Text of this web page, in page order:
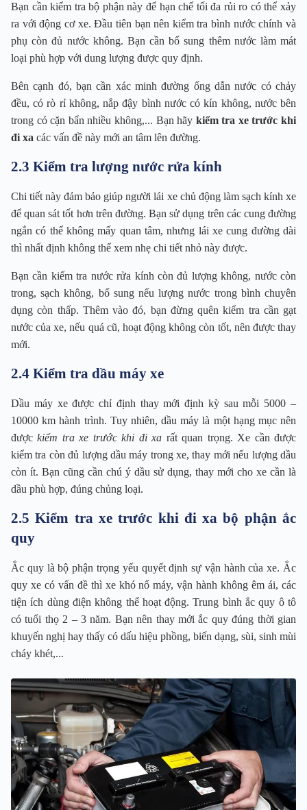
Bạn cần kiểm tra bộ phận này để hạn chế tối đa rủi ro có thể xảy
ra với động cơ xe. Đầu tiên bạn nên kiểm tra bình nước chính và
phụ còn đủ nước không. Bạn cần bổ sung thêm nước làm mát
loại phù hợp với dung lượng được quy định.
Bên cạnh đó, bạn cần xác minh đường ống dẫn nước có chảy
đều, có rò rỉ không, nắp đậy bình nước có kín không, nước bên
trong có cặn bẩn nhiều không,... Bạn hãy kiểm tra xe trước khi
đi xa các vấn đề này mới an tâm lên đường.
2.3 Kiểm tra lượng nước rửa kính
Chi tiết này đảm bảo giúp người lái xe chủ động làm sạch kính xe
để quan sát tốt hơn trên đường. Bạn sử dụng trên các cung đường
ngắn có thể không mấy quan tâm, nhưng lái xe cung đường dài
thì nhất định không thể xem nhẹ chi tiết nhỏ này được.
Bạn cần kiểm tra nước rửa kính còn đủ lượng không, nước còn
trong, sạch không, bổ sung nếu lượng nước trong bình chuyên
dụng còn thấp. Thêm vào đó, bạn đừng quên kiểm tra cần gạt
nước của xe, nếu quá cũ, hoạt động không còn tốt, nên được thay
mới.
2.4 Kiểm tra dầu máy xe
Dầu máy xe được chỉ định thay mới định kỳ sau mỗi 5000 –
10000 km hành trình. Tuy nhiên, dầu máy là một hạng mục nên
đượckiểm tra xe trước khi đi xa rất quan trọng. Xe cần được
kiểm tra còn đủ lượng dầu máy trong xe, thay mới nếu lượng dầu
còn ít. Bạn cũng cần chú ý dầu sử dụng, thay mới cho xe cần là
dầu phù hợp, đúng chủng loại.
2.5 Kiểm tra xe trước khi đi xa bộ phận ắc
quy
Ắc quy là bộ phận trọng yếu quyết định sự vận hành của xe. Ắc
quy xe có vấn đề thì xe khó nổ máy, vận hành không êm ái, các
tiện ích dùng điện không thể hoạt động. Trung bình ắc quy ô tô
có tuổi thọ 2 – 3 năm. Bạn nên thay mới ắc quy đúng thời gian
khuyến nghị hay thấy có dấu hiệu phồng, biến dạng, sùi, sinh mùi
cháy khét,...